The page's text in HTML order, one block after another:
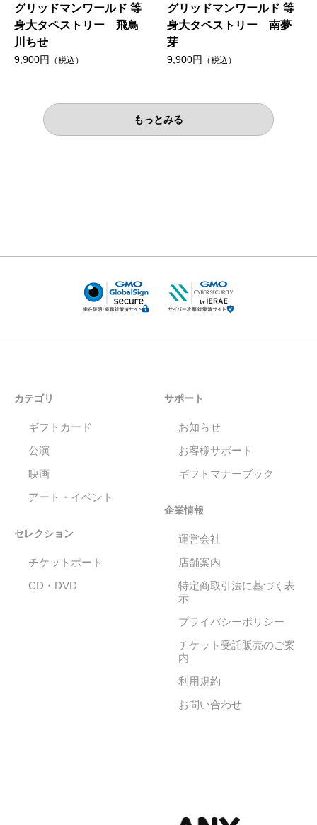
グリッドマンワールド 等
身大タペストリー 飛鳥
川ちせ
9,900円 （税込）
グリッドマンワールド 等
身大タペストリー 南夢
芽
9,900円 （税込）
もっとみる
カテゴリ
ギフトカード
公演
映画
アート・イベント
セレクション
チケットポート
CD・DVD
サポート
お知らせ
お客様サポート
ギフトマナーブック
企業情報
運営会社
店舗案内
特定商取引法に基づく表
示
プライバシーポリシー
チケット受託販売のご案
内
利用規約
お問い合わせ